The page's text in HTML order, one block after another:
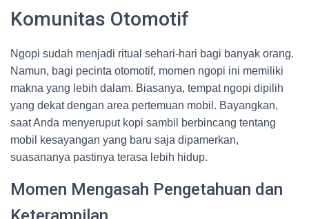
Komunitas Otomotif
Ngopi sudah menjadi ritual sehari-hari bagi banyak orang.
Namun, bagi pecinta otomotif, momen ngopi ini memiliki
makna yang lebih dalam. Biasanya, tempat ngopi dipilih
yang dekat dengan area pertemuan mobil. Bayangkan,
saat Anda menyeruput kopi sambil berbincang tentang
mobil kesayangan yang baru saja dipamerkan,
suasananya pastinya terasa lebih hidup.
Momen Mengasah Pengetahuan dan